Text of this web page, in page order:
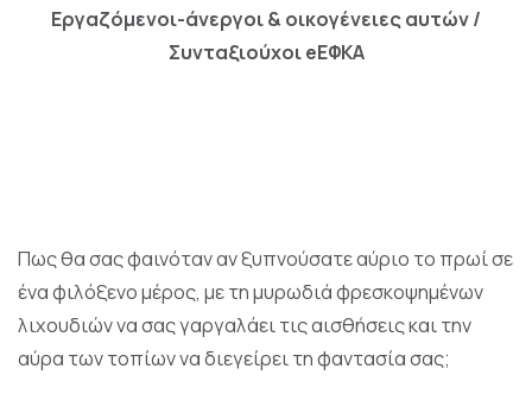
Εργαζόμενοι-άνεργοι & οικογένειες αυτών /
Συνταξιούχοι eΕΦΚΑ
Πως θα σας φαινόταν αν ξυπνούσατε αύριο το πρωί σε
ένα φιλόξενο μέρος, με τη μυρωδιά φρεσκοψημένων
λιχουδιών να σας γαργαλάει τις αισθήσεις και την
αύρα των τοπίων να διεγείρει τη φαντασία σας;